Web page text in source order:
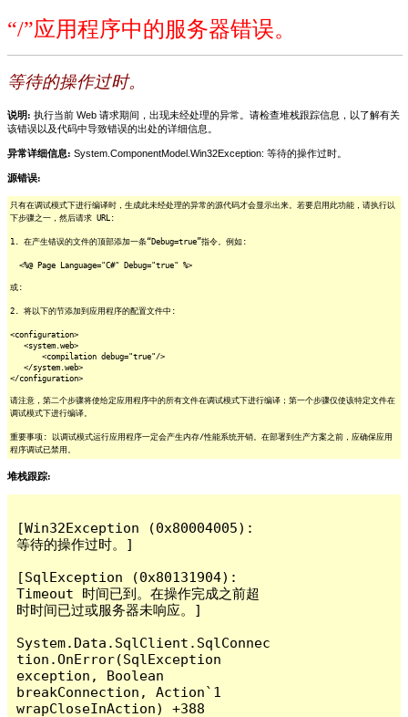
“/”应用程序中的服务器错误。
等待的操作过时。
说明: 执行当前 Web 请求期间，出现未经处理的异常。请检查堆栈跟踪信息，以了解有关
该错误以及代码中导致错误的出处的详细信息。
异常详细信息: System.ComponentModel.Win32Exception: 等待的操作过时。
源错误:
只有在调试模式下进行编译时，生成此未经处理的异常的源代码才会显示出来。若要启用此功能，请执行以
下步骤之一，然后请求 URL:
1. 在产生错误的文件的顶部添加一条“Debug=true”指令。例如:
<%@ Page Language="C#" Debug="true" %>
或:
2. 将以下的节添加到应用程序的配置文件中:
<configuration>
<system.web>
<compilation debug="true"/>
</system.web>
</configuration>
请注意，第二个步骤将使给定应用程序中的所有文件在调试模式下进行编译；第一个步骤仅使该特定文件在
调试模式下进行编译。
重要事项: 以调试模式运行应用程序一定会产生内存/性能系统开销。在部署到生产方案之前，应确保应用
程序调试已禁用。
堆栈跟踪:
[Win32Exception (0x80004005):
等待的操作过时。]
[SqlException (0x80131904):
Timeout 时间已到。在操作完成之前超
时时间已过或服务器未响应。]
System.Data.SqlClient.SqlConnec
tion.OnError(SqlException
exception, Boolean
breakConnection, Action`1
wrapCloseInAction) +388